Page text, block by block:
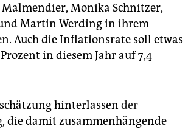
Monika Schnitzer,
Martin Werding in ihrem
Auch die Inflationsrate soll etwas
in diesem Jahr auf 7,4
hinterlassen der
, die damit zusammenhängende